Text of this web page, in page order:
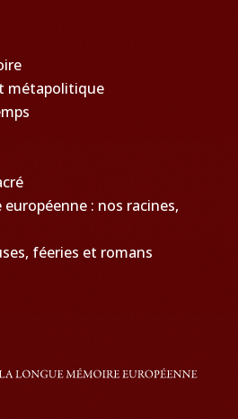
métapolitique
: nos racines,
féeries et romans